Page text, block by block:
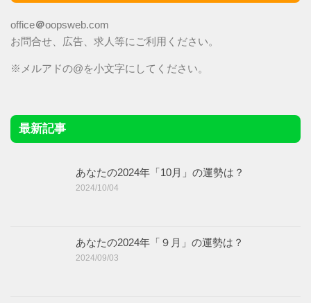
office＠oopsweb.com
お問合せ、広告、求人等にご利用ください。
※メルアドの@を小文字にしてください。
最新記事
あなたの2024年「10月」の運勢は？
2024/10/04
あなたの2024年「９月」の運勢は？
2024/09/03